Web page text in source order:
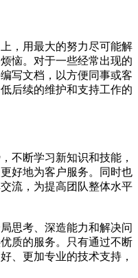
，用最大的努力尽可能解
恼。对于一些经常出现的
写文档，以方便同事或客
后续的维护和支持工作的
不断学习新知识和技能，
好地为客户服务。同时也
流，为提高团队整体水平
思考、深造能力和解决问
质的服务。只有通过不断
、更加专业的技术支持，